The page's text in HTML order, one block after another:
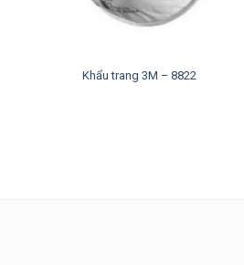
Khẩu trang 3M – 8822